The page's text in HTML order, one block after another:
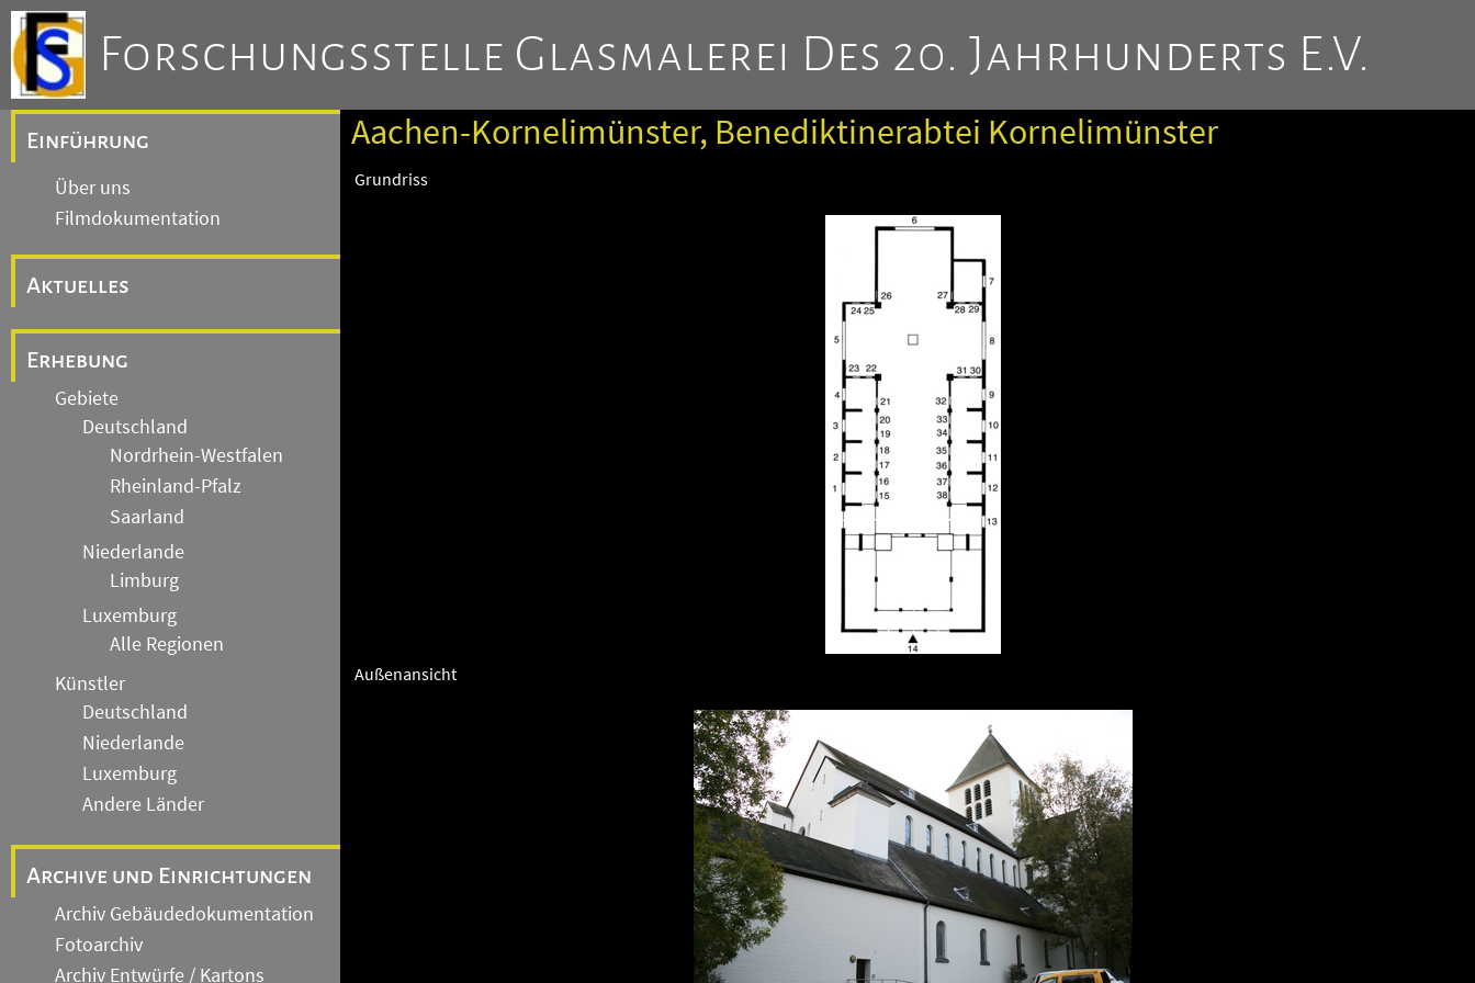
Forschungsstelle Glasmalerei Des 20. Jahrhunderts E.V.
Einführung
Über uns
Filmdokumentation
Aktuelles
Erhebung
Gebiete
Deutschland
Nordrhein-Westfalen
Rheinland-Pfalz
Saarland
Niederlande
Limburg
Luxemburg
Alle Regionen
Künstler
Deutschland
Niederlande
Luxemburg
Andere Länder
Archive und Einrichtungen
Archiv Gebäudedokumentation
Fotoarchiv
Archiv Entwürfe / Kartons
Aachen-Kornelimünster, Benediktinerabtei Kornelimünster
Grundriss
Außenansicht